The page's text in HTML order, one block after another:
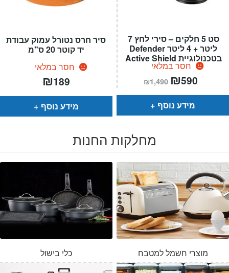
סיר חרס נטורל עמוק עבודת
יד קוטר 20 ס"מ
חסר במלאי
₪189
מידע נוסף
סט 5 חלקים – סירי לחץ 7
ליטר + 4 ליטר Defender
בטכנולוגיית Active Shield
חסר במלאי
₪1,490 המחיר
המקורי
היה:
₪590
הוא:
מידע נוסף
מחלקות החנות
כלי בישול מוצרי חשמל למטבח